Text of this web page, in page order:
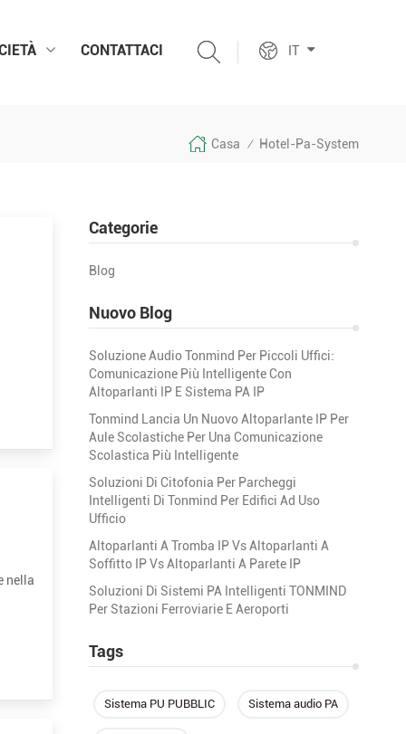
IT
CONTATTACI
Casa / Hotel-Pa-System
Categorie
Blog
Nuovo Blog
Soluzione Audio Tonmind Per Piccoli Uffici:
Comunicazione Più Intelligente Con
Altoparlanti IP E Sistema PA IP
Tonmind Lancia Un Nuovo Altoparlante IP Per
Aule Scolastiche Per Una Comunicazione
Scolastica Più Intelligente
Soluzioni Di Citofonia Per Parcheggi
Intelligenti Di Tonmind Per Edifici Ad Uso
Ufficio
Altoparlanti A Tromba IP Vs Altoparlanti A
Soffitto IP Vs Altoparlanti A Parete IP
Soluzioni Di Sistemi PA Intelligenti TONMIND
Per Stazioni Ferroviarie E Aeroporti
Tags
Sistema PU PUBBLIC Sistema audio PA
nella